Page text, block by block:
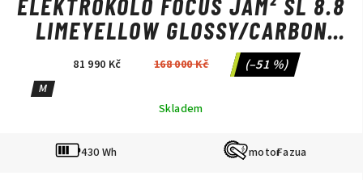
LIMEYELLOW GLOSSY/CARBON
RAW GLOSSY
81 990 Kč 168 000 Kč (–51 %)
M
Skladem
430 Wh Fazua